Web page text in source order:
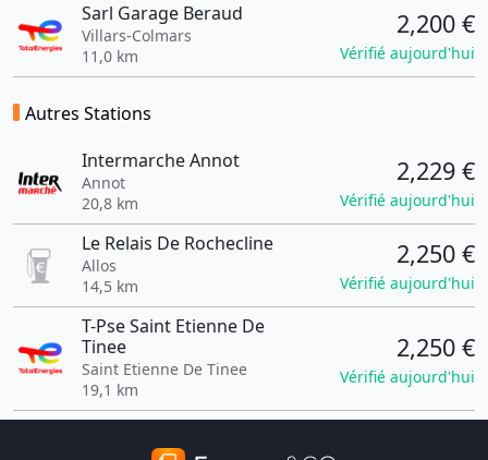
Sarl Garage Beraud
Villars-Colmars
11,0 km
2,200 €
Vérifié aujourd'hui
Autres Stations
Intermarche Annot
Annot
20,8 km
2,229 €
Vérifié aujourd'hui
Le Relais De Rochecline
Allos
14,5 km
2,250 €
Vérifié aujourd'hui
T-Pse Saint Etienne De
Tinee
Saint Etienne De Tinee
19,1 km
2,250 €
Vérifié aujourd'hui